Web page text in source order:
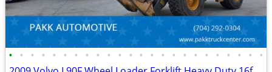
• • • • • • • • • • • • • • • • • • • • • • • •